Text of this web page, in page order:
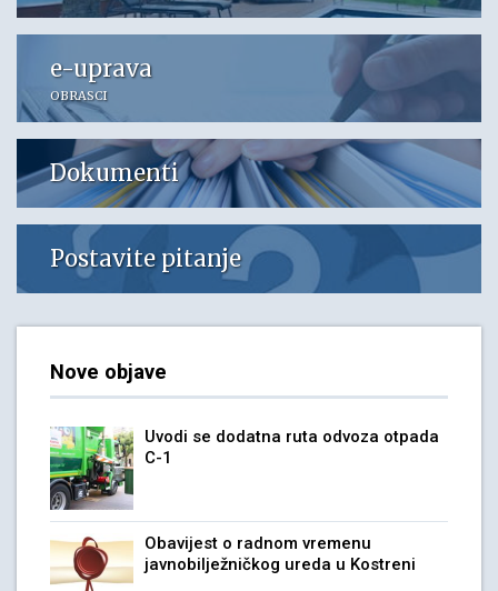
e-uprava
OBRASCI
Dokumenti
Postavite pitanje
Nove objave
Uvodi se dodatna ruta odvoza otpada
C-1
Obavijest o radnom vremenu
javnobilježničkog ureda u Kostreni